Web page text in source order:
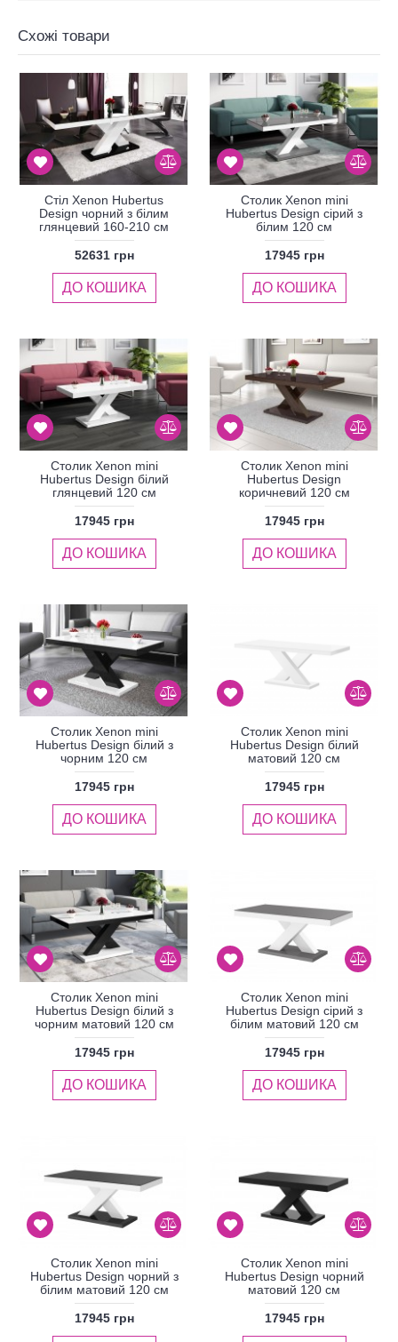
Схожі товари
Стіл Xenon Hubertus
Design чорний з білим
глянцевий 160-210 см
52631 грн
ДО КОШИКА
Столик Xenon mini
Hubertus Design сірий з
білим 120 см
17945 грн
ДО КОШИКА
Столик Xenon mini
Hubertus Design білий
глянцевий 120 см
17945 грн
ДО КОШИКА
Столик Xenon mini
Hubertus Design
коричневий 120 см
17945 грн
ДО КОШИКА
Столик Xenon mini
Hubertus Design білий з
чорним 120 см
17945 грн
ДО КОШИКА
Столик Xenon mini
Hubertus Design білий
матовий 120 см
17945 грн
ДО КОШИКА
Столик Xenon mini
Hubertus Design білий з
чорним матовий 120 см
17945 грн
ДО КОШИКА
Столик Xenon mini
Hubertus Design сірий з
білим матовий 120 см
17945 грн
ДО КОШИКА
Столик Xenon mini
Hubertus Design чорний з
білим матовий 120 см
17945 грн
Столик Xenon mini
Hubertus Design чорний
матовий 120 см
17945 грн